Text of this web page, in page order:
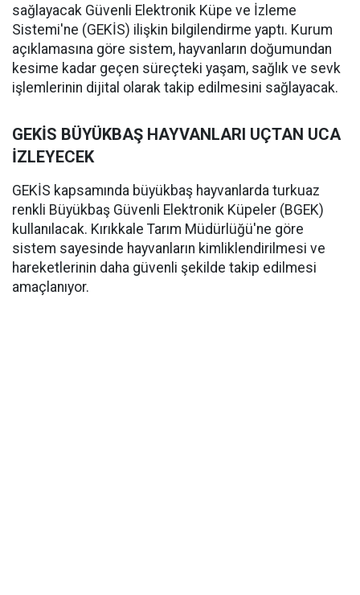
sağlayacak Güvenli Elektronik Küpe ve İzleme
Sistemi'ne (GEKİS) ilişkin bilgilendirme yaptı. Kurum
açıklamasına göre sistem, hayvanların doğumundan
kesime kadar geçen süreçteki yaşam, sağlık ve sevk
işlemlerinin dijital olarak takip edilmesini sağlayacak.
GEKİS BÜYÜKBAŞ HAYVANLARI UÇTAN UCA
İZLEYECEK
GEKİS kapsamında büyükbaş hayvanlarda turkuaz
renkli Büyükbaş Güvenli Elektronik Küpeler (BGEK)
kullanılacak. Kırıkkale Tarım Müdürlüğü'ne göre
sistem sayesinde hayvanların kimliklendirilmesi ve
hareketlerinin daha güvenli şekilde takip edilmesi
amaçlanıyor.